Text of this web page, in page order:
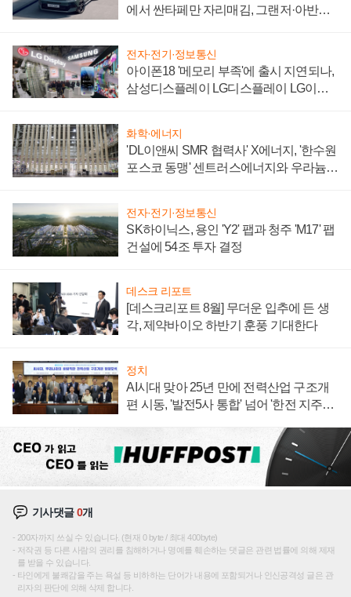
에서 싼타페만 자리매김, 그랜저·아반떼
전자·전기·정보통신
아이폰18 '메모리 부족'에 출시 지연되나,
삼성디스플레이 LG디스플레이 LG이노
화학·에너지
'DL이앤씨 SMR 협력사' X에너지, '한수원
포스코 동맹' 센트러스에너지와 우라늄
전자·전기·정보통신
SK하이닉스, 용인 'Y2' 팹과 청주 'M17' 팹
건설에 54조 투자 결정
데스크 리포트
[데스크리포트 8월] 무더운 입추에 든 생
각, 제약바이오 하반기 훈풍 기대한다
정치
AI시대 맞아 25년 만에 전력산업 구조개
편 시동, '발전5사 통합' 넘어 '한전 지주사'
기사댓글0개
200자까지 쓰실 수 있습니다. (현재 0 byte / 최대 400byte)
저작권 등 다른 사람의 권리를 침해하거나 명예를 훼손하는 댓글은 관련 법률에 의해 제재
를 받을 수 있습니다.
타인에게 불쾌감을 주는 욕설 등 비하하는 단어가 내용에 포함되거나 인신공격성 글은 관
리자의 판단에 의해 삭제 합니다.